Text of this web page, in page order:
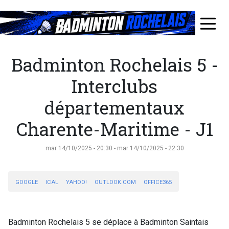
au
contenu
≡
Badminton Rochelais 5 -
Interclubs
départementaux
Charente-Maritime - J1
mar 14/10/2025 - 20:30 - mar 14/10/2025 - 22:30
GOOGLE ICAL YAHOO! OUTLOOK.COM OFFICE365
Badminton Rochelais 5 se déplace à Badminton Saintais